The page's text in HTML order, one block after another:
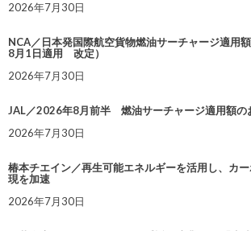
2026年7月30日
NCA／日本発国際航空貨物燃油サーチャージ適用
8月1日適用 改定）
2026年7月30日
JAL／2026年8月前半 燃油サーチャージ適用額の
2026年7月30日
椿本チエイン／再生可能エネルギーを活用し、カ
現を加速
2026年7月30日